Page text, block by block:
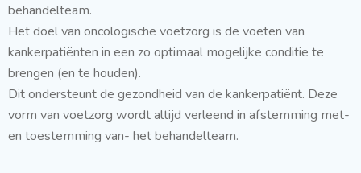
behandelteam.
Het doel van oncologische voetzorg is de voeten van
kankerpatiënten in een zo optimaal mogelijke conditie te
brengen (en te houden).
Dit ondersteunt de gezondheid van de kankerpatiënt. Deze
vorm van voetzorg wordt altijd verleend in afstemming met-
en toestemming van- het behandelteam.